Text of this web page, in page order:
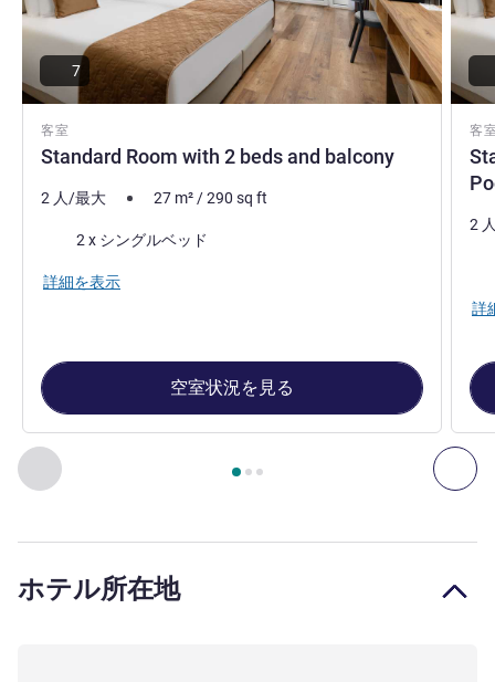
前に戻る - 客室 次
3ページ中 , 客室 1 : Standard Room with 2 beds
客室
Standard Room with 2 beds and balcony
7
2 人/最大 27 m²/290 sq ft
2 x シングルベッド
詳細を表示
空室状況を見る
客
2
詳
ホテル所在地